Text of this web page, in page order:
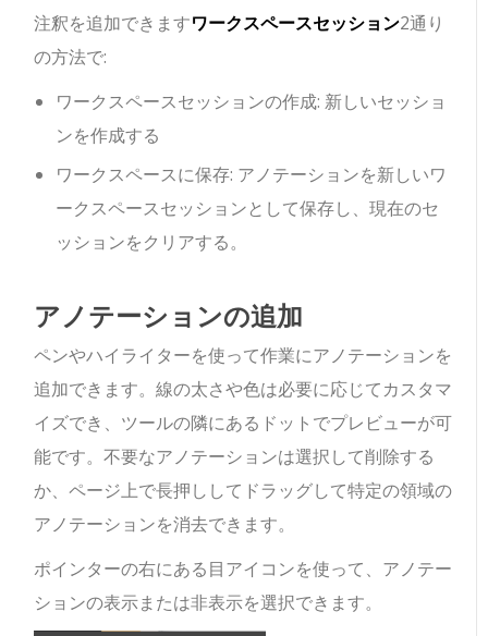
注釈を追加できますワークスペースセッション2通り
の方法で:
ワークスペースセッションの作成: 新しいセッショ
ンを作成する
ワークスペースに保存: アノテーションを新しいワ
ークスペースセッションとして保存し、現在のセ
ッションをクリアする。
アノテーションの追加
ペンやハイライターを使って作業にアノテーションを
追加できます。線の太さや色は必要に応じてカスタマ
イズでき、ツールの隣にあるドットでプレビューが可
能です。不要なアノテーションは選択して削除する
か、ページ上で長押ししてドラッグして特定の領域の
アノテーションを消去できます。
ポインターの右にある目アイコンを使って、アノテー
ションの表示または非表示を選択できます。